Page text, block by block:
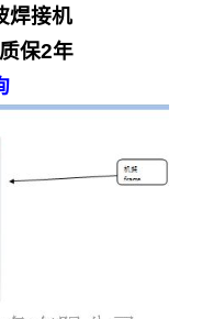
焊接机
保2年